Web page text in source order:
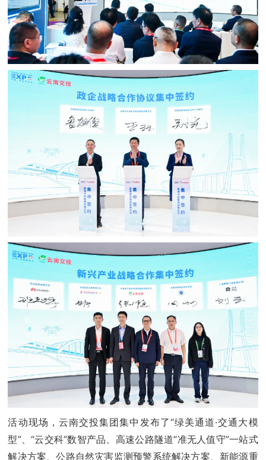
活动现场，云南交投集团集中发布了“绿美通道·交通大模
型”、“云交科”数智产品、高速公路隧道“准无人值守”一站式
解决方案、公路自然灾害监测预警系统解决方案、新能源重